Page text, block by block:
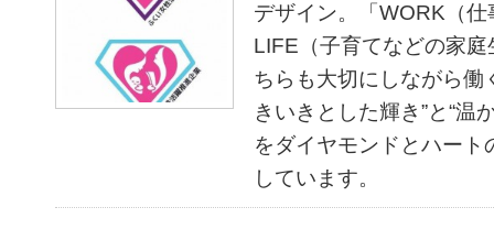
デザイン。「WORK（仕
LIFE（子育てなどの家庭
ちらも大切にしながら働
きいきとした輝き”と“温
をダイヤモンドとハート
しています。